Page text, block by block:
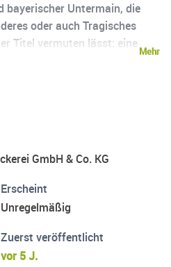
bayerischer Untermain, die
oder auch Tragisches
Titel vermuten lässt: eine
Main-Echo Redakteurin
freut sich über
Podcast aus dem
Mehr
GmbH & Co. KG
Erscheint
Unregelmäßig
Zuerst veröffentlicht
vor 5 J.